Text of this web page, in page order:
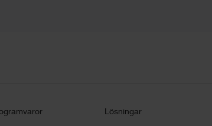
Lösningar